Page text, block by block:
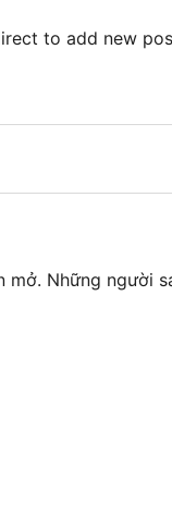
to add new
mở. Những người